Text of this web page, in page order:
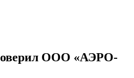
ООО «АЭРО-